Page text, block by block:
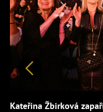
Předchozí
Kateřina Žbirková